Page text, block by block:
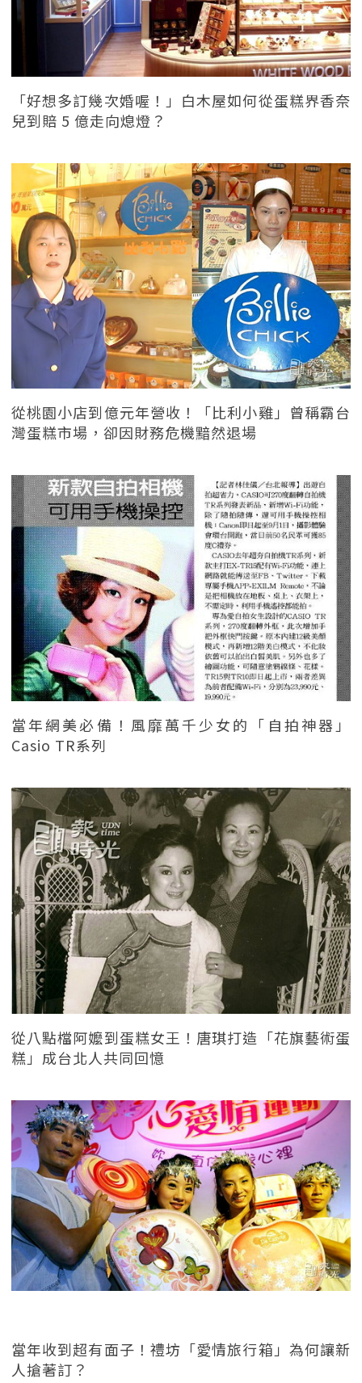
「好想多訂幾次婚喔！」白木屋如何從蛋糕界香奈
兒到賠 5 億走向熄燈？
從桃園小店到億元年營收！「比利小雞」曾稱霸台
灣蛋糕市場，卻因財務危機黯然退場
當年網美必備！風靡萬千少女的「自拍神器」
Casio TR系列
從八點檔阿嬤到蛋糕女王！唐琪打造「花旗藝術蛋
糕」成台北人共同回憶
當年收到超有面子！禮坊「愛情旅行箱」為何讓新
人搶著訂？